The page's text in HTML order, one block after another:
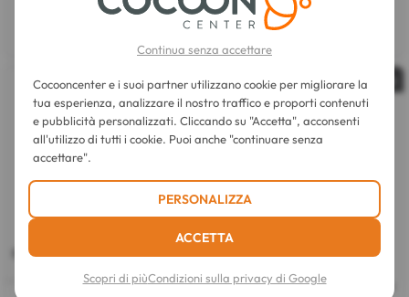
9,10 €
Bavaglino Morbido con Trappola
2 colori disponibili
Esaurito
Orgakiddy
Bavaglino Monouso 12 Bavaglini
Continua senza accettare
Cocooncenter e i suoi partner utilizzano cookie per migliorare la
tua esperienza, analizzare il nostro traffico e proporti contenuti
e pubblicità personalizzati. Cliccando su "Accetta", acconsenti
all'utilizzo di tutti i cookie. Puoi anche "continuare senza
accettare".
PERSONALIZZA
ACCETTA
Scopri di piùCondizioni sulla privacy di Google